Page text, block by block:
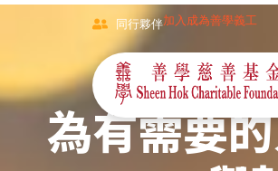
同行夥伴加入成為善學義工
我們
為有需要